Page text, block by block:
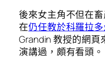
後來女主角不但在
在仍任教於科羅拉
Grandin 教授的網頁
演講過，頗有看頭。